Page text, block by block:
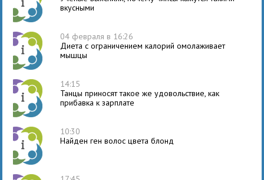
вкусными
04 февраля в 16:26
Диета с ограничением калорий омолаживает
мышцы
14:15
Танцы приносят такое же удовольствие, как
прибавка к зарплате
10:30
Найден ген волос цвета блонд